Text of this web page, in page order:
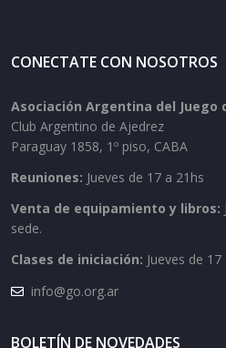
CONECTATE CON NOSOTROS
Asociación Argentina del Juego
Club Argentino de Ajedrez
Paraguay 1858, 1º piso, CABA
Reuniones: Jueves de 17 a 21hs
Venta de equipamiento y libros:
sede.
Clases de iniciación: Jueves de
info@go.org.ar
BOLETÍN DE NOVEDADES